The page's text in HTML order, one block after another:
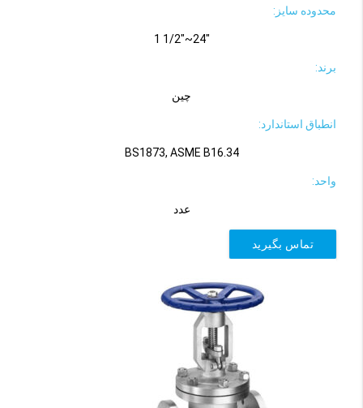
محدوده سایز:
"24~"1/2 1
برند:
چین
انطباق استاندارد:
BS1873, ASME B16.34
واحد:
عدد
تماس بگیرید